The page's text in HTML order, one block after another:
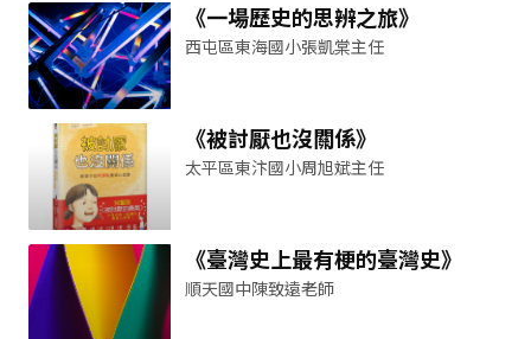
《一場歷史的思辨之旅》
西屯區東海國小張凱棠主任
《被討厭也沒關係》
太平區東汴國小周旭斌主任
《臺灣史上最有梗的臺灣史》
順天國中陳致遠老師